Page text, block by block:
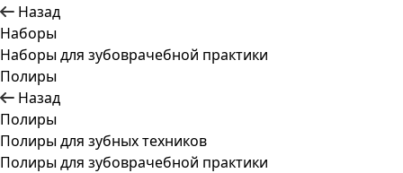
Назад
Наборы
Наборы для зубоврачебной практики
Полиры
Назад
Полиры
Полиры для зубных техников
Полиры для зубоврачебной практики